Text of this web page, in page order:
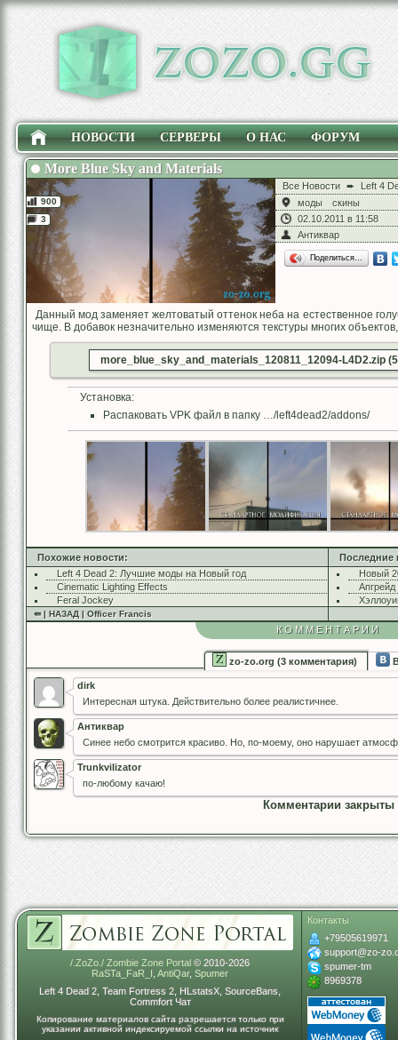
НОВОСТИ СЕРВЕРЫ О НАС ФОРУМ
More Blue Sky and Materials
Все Новости ➨
Left 4
моды
скины
02.10.2011 в 11:58
Антиквар
Поделиться…
Данный мод заменяет желтоватый оттенок неба на естественное
чище. В добавок незначительно изменяются текстуры многих
more_blue_sky_and_materials_120811_12094-L4D2.zip
Установка:
Распаковать VPK файл в папку …/left4dead2/addons/
900
3
Похожие новости:
Left 4 Dead 2: Лучшие моды на Новый год
Cinematic Lighting Effects
Feral Jockey
Последние
Новый
⇚ | НАЗАД | Officer Francis
КОММЕНТАРИИ
zo-zo.org (3 комментария)
dirk
Интересная штука. Действительно более реалистичнее.
Антиквар
Синее небо смотрится красиво. Но, по-моему, оно нарушает
Trunkvilizator
по-любому качаю!
Комментарии закрыты
/.ZoZo./ Zombie Zone Portal © 2010-2026
RaSTa_FaR_I AntiQar, Spumer
Left 4 Dead 2, Team Fortress 2, HLstatsX, SourceBans,
Commfort Чат
Копирование материалов сайта разрешается только при
указании активной индексируемой ссылки на источник
Контакты
+79505619971
support@zo-
spumer-tm
8969378